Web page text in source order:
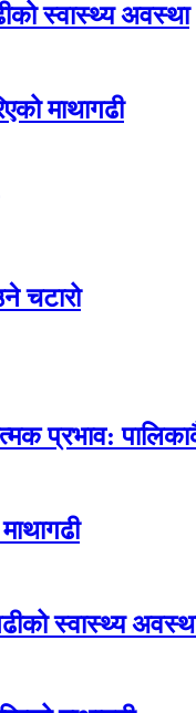
स्वास्थ्य अवस्था
माथागढी
चटारो
प्रभाव:
स्वास्थ्य